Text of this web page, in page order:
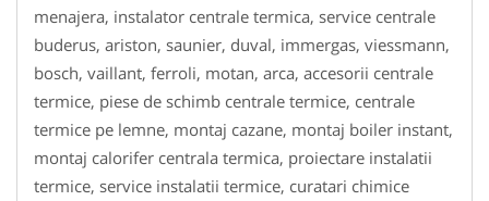
menajera, instalator centrale termica, service centrale
buderus, ariston, saunier, duval, immergas, viessmann,
bosch, vaillant, ferroli, motan, arca, accesorii centrale
termice, piese de schimb centrale termice, centrale
termice pe lemne, montaj cazane, montaj boiler instant,
montaj calorifer centrala termica, proiectare instalatii
termice, service instalatii termice, curatari chimice